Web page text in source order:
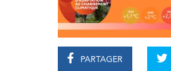
PARTAGER